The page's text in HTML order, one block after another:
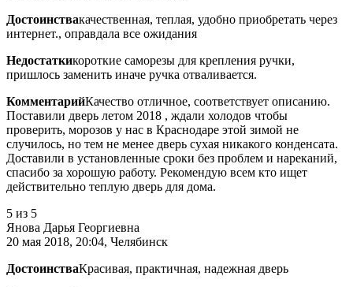
Достоинствакачественная, теплая, удобно приобретать через
интернет., оправдала все ожидания
Недостаткикороткие саморезы для крепления ручки,
пришлось заменить иначе ручка отваливается.
КомментарийКачество отличное, соответствует описанию.
Поставили дверь летом 2018 , ждали холодов чтобы
проверить, морозов у нас в Краснодаре этой зимой не
случилось, но тем не менее дверь сухая никакого конденсата.
Доставили в установленные сроки без проблем и нареканий,
спасибо за хорошую работу. Рекомендую всем кто ищет
действительно теплую дверь для дома.
5 из 5
Янова Дарья Георгиевна
20 мая 2018, 20:04, Челябинск
ДостоинстваКрасивая, практичная, надежная дверь